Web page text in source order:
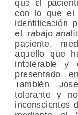
que el
con lo que el
identificación
el trabajo
paciente,
aquello que
intolerable y
presentado
También
tolerante y
inconscientes